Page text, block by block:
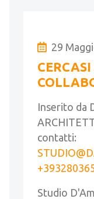
29
Inserito da
contatti:
Studio